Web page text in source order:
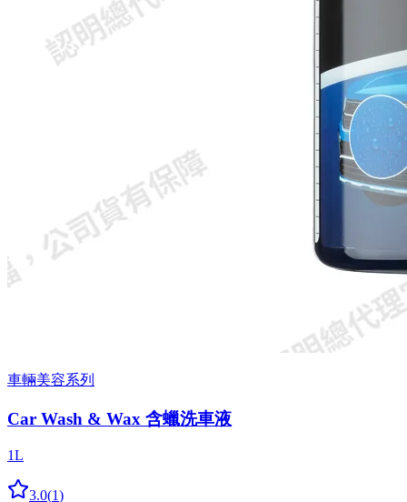
車輛美容系列
Car Wash & Wax 含蠟洗車液
1L
3.0(1)